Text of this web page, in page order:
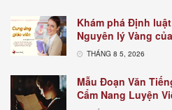
Khám phá Định
Nguyên lý Vàng
THÁNG 8 5, 2026
Mẫu Đoạn Văn
Cẩm Nang Luyện